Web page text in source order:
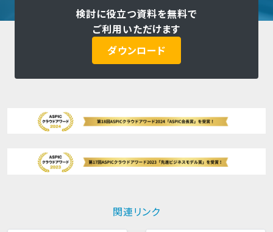
検討に役立つ資料を無料で
ご利用いただけます
ダウンロード
関連リンク